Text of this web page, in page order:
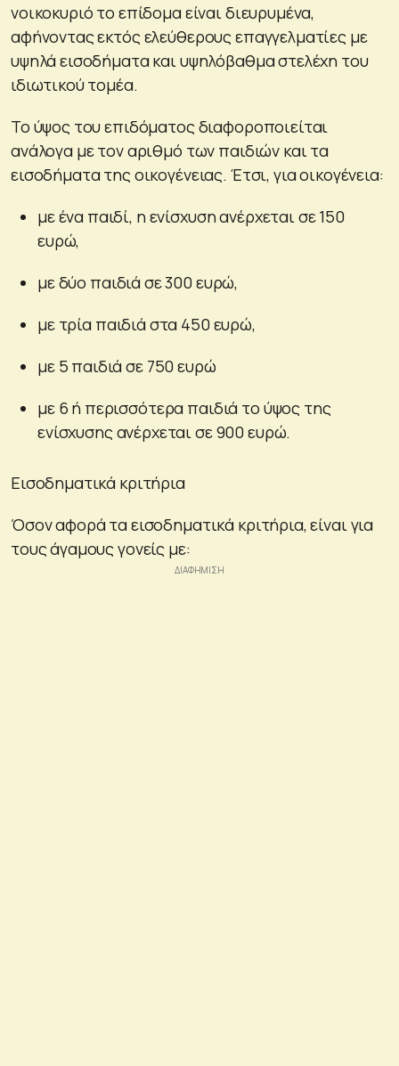
νοικοκυριό το επίδομα είναι διευρυμένα,
αφήνοντας εκτός ελεύθερους επαγγελματίες με
υψηλά εισοδήματα και υψηλόβαθμα στελέχη του
ιδιωτικού τομέα.
Το ύψος του επιδόματος διαφοροποιείται
ανάλογα με τον αριθμό των παιδιών και τα
εισοδήματα της οικογένειας. Έτσι, για οικογένεια:
με ένα παιδί, η ενίσχυση ανέρχεται σε 150
ευρώ,
με δύο παιδιά σε 300 ευρώ,
με τρία παιδιά στα 450 ευρώ,
με 5 παιδιά σε 750 ευρώ
με 6 ή περισσότερα παιδιά το ύψος της
ενίσχυσης ανέρχεται σε 900 ευρώ.
Εισοδηματικά κριτήρια
Όσον αφορά τα εισοδηματικά κριτήρια, είναι για
τους άγαμους γονείς με: